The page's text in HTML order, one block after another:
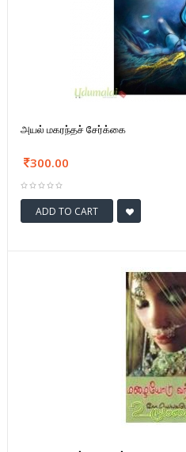
அயல் மகரந்தச் சேர்க்கை
300.00
ADD TO CART